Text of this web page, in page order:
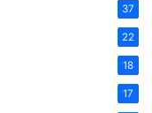
37
22
18
17